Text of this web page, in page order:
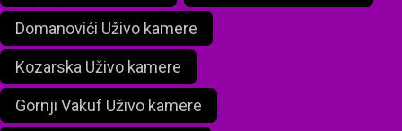
Domanovići Uživo kamere
Kozarska Uživo kamere
Gornji Vakuf Uživo kamere